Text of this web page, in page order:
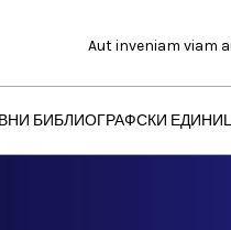
Aut inveniam viam
БИБЛИОГРАФСКИ